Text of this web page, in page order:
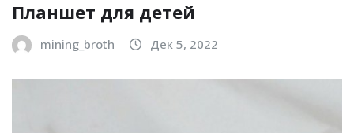
Планшет для детей
mining_broth Дек 5, 2022